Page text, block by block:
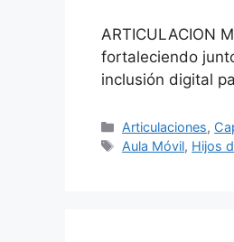
ARTICULACION
fortaleciendo
inclusión digital
Articulaciones,
Aula Móvil, Hijos